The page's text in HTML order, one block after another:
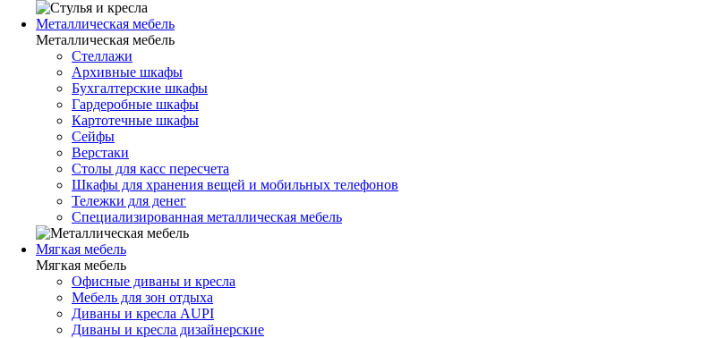
Металлическая мебель
Металлическая мебель
Стеллажи
Архивные шкафы
Бухгалтерские шкафы
Гардеробные шкафы
Картотечные шкафы
Сейфы
Верстаки
Столы для касс пересчета
Шкафы для хранения вещей и мобильных телефонов
Тележки для денег
Специализированная металлическая мебель
Мягкая мебель
Мягкая мебель
Офисные диваны и кресла
Мебель для зон отдыха
Диваны и кресла AUPI
Диваны и кресла дизайнерские